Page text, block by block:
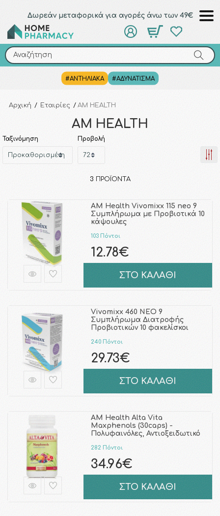
Δωρεάν μεταφορικά για αγορές άνω των 49€
Αναζήτηση
#ΑΝΤΗΛΙΑΚΑ #ΑΔΥΝΑΤΙΣΜΑ
Αναζήτηση
Αρχική / Εταιρίες / AM HEALTH
AM HEALTH
Ταξινόμηση Προβολή
3 ΠΡΟΪΌΝΤΑ
AM Health Vivomixx 115 neo 9
Συμπλήρωμα με Προβιοτικά 10
κάψουλες
103 Πόντοι
12.78€
ΣΤΟ ΚΑΛΑΘΙ
Vivomixx 460 NEO 9
Συμπλήρωμα Διατροφής
Προβιοτικών 10 φακελίσκοι
240 Πόντοι
29.73€
ΣΤΟ ΚΑΛΑΘΙ
AM Health Alta Vita
Maxphenols (30caps) -
Πολυφαινόλες, Αντιοξειδωτικό
282 Πόντοι
34.96€
ΣΤΟ ΚΑΛΑΘΙ